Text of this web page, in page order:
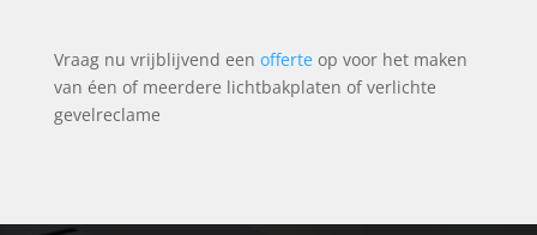
Vraag nu vrijblijvend een offerteop voor het maken
van éen of meerdere lichtbakplaten of verlichte
gevelreclame